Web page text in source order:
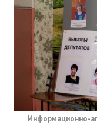
Информационно-